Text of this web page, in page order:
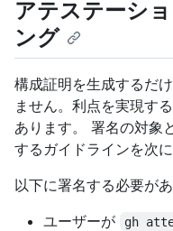
アテステーシ
ング
構成証明を生成するだ
ません。利点を実現す
あります。 署名の対象
するガイドラインを次に
以下に署名する必要があ
ユーザーが
gh